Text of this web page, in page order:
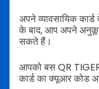
अपने व्यावसायिक
के बाद, आप अपने
सकते हैं।
आपको बस QR
कार्ड का क्यूआर कोड